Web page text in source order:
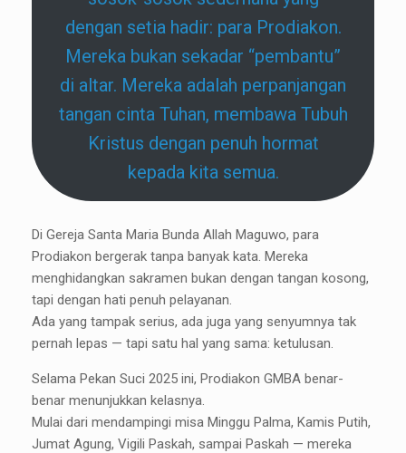
dengan setia hadir: para Prodiakon.
Mereka bukan sekadar “pembantu”
di altar. Mereka adalah perpanjangan
tangan cinta Tuhan, membawa Tubuh
Kristus dengan penuh hormat
kepada kita semua.
Di Gereja Santa Maria Bunda Allah Maguwo, para
Prodiakon bergerak tanpa banyak kata. Mereka
menghidangkan sakramen bukan dengan tangan kosong,
tapi dengan hati penuh pelayanan.
Ada yang tampak serius, ada juga yang senyumnya tak
pernah lepas — tapi satu hal yang sama: ketulusan.
Selama Pekan Suci 2025 ini, Prodiakon GMBA benar-
benar menunjukkan kelasnya.
Mulai dari mendampingi misa Minggu Palma, Kamis Putih,
Jumat Agung, Vigili Paskah, sampai Paskah — mereka